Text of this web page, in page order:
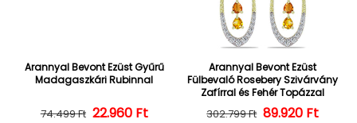
Arannyal Bevont Ezüst Gyűrű
Madagaszkári Rubinnal
Normál ár
74.499 Ft Kedvezményes ár
22.960 Ft
Arannyal Bevont Ezüst
Fülbevaló Rosebery Szivárvány
Zafírral és Fehér Topázzal
Normál ár
302.799 Ft 89.920 Ft